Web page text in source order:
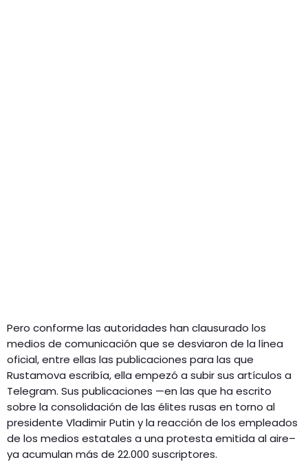
Pero conforme las autoridades han clausurado los
medios de comunicación que se desviaron de la línea
oficial, entre ellas las publicaciones para las que
Rustamova escribía, ella empezó a subir sus artículos a
Telegram. Sus publicaciones —en las que ha escrito
sobre la consolidación de las élites rusas en torno al
presidente Vladimir Putin y la reacción de los empleados
de los medios estatales a una protesta emitida al aire–
ya acumulan más de 22.000 suscriptores.